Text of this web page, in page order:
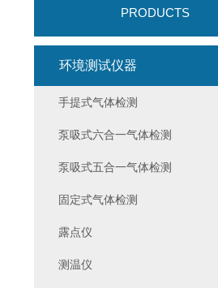
PRODUCTS
环境测试仪器
手提式气体检测
泵吸式六合一气体检测
泵吸式五合一气体检测
固定式气体检测
露点仪
测温仪